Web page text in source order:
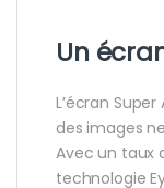
Un
L’écran
des images
Avec un taux
technologie